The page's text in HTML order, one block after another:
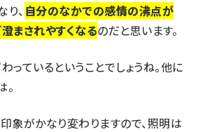
、 自分のなかでの感情の沸点が
まされやすくなるのだと思います。
っているということでしょうね。他に
象がかなり変わりますので、照明は